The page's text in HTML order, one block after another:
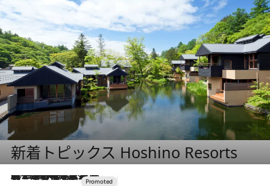
新着トピックス Hoshino Resorts
2026.8.7
【トンボの足水浴】ヒノキの香りに包まれて涼感マックス！約13℃の湧水かけ流しを避暑地「星野温泉 トンボの湯」で体験